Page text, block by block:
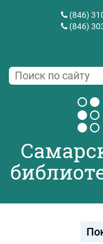
(846)
(846)